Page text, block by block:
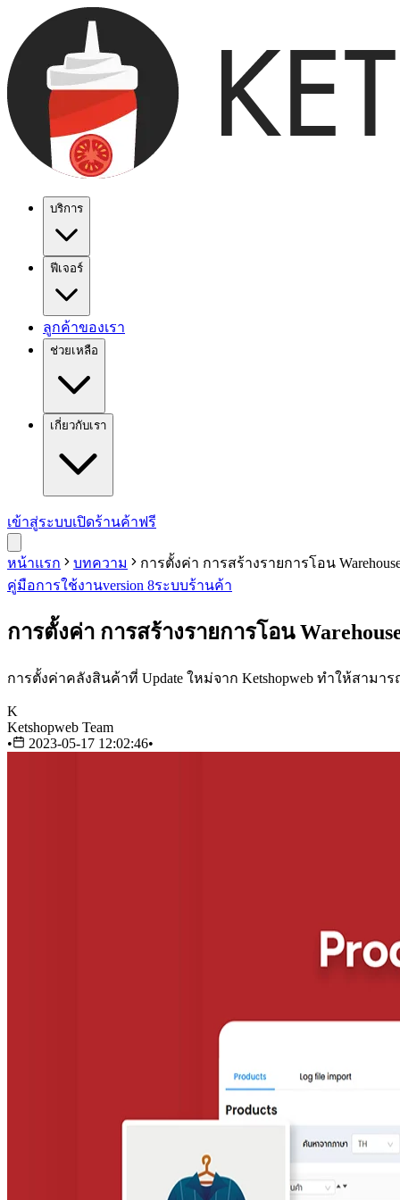
บริการ
ฟีเจอร์
ลูกค้าของเรา
ช่วยเหลือ
เกี่ยวกับเรา
เข้าสู่ระบบเปิดร้านค้าฟรี
หน้าแรก บทความ
การตั้งค่า การสร้างรายการโอน
คู่มือการใช้งานversion 8ระบบร้านค้า
การตั้งค่า การสร้างรายการโอน
การตั้งค่าคลังสินค้าที่ Update ใหม่จาก Ketshopweb ทำให้สาม
K
Ketshopweb Team
•
2023-05-17 12:02:46•